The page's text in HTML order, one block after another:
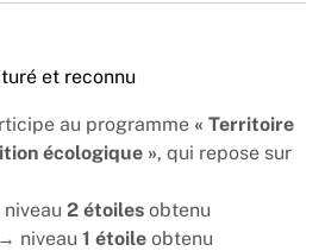
et reconnu
au programme « Territoire
écologique », qui repose sur
2 étoiles obtenu
→ niveau 1 étoile obtenu